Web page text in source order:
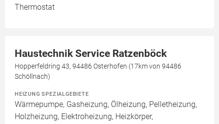
Thermostat
Haustechnik Service Ratzenböck
Hopperfeldring 43, 94486 Osterhofen (17km von 94486
Schöllnach)
HEIZUNG SPEZIALGEBIETE
Wärmepumpe, Gasheizung, Ölheizung, Pelletheizung,
Holzheizung, Elektroheizung, Heizkörper,